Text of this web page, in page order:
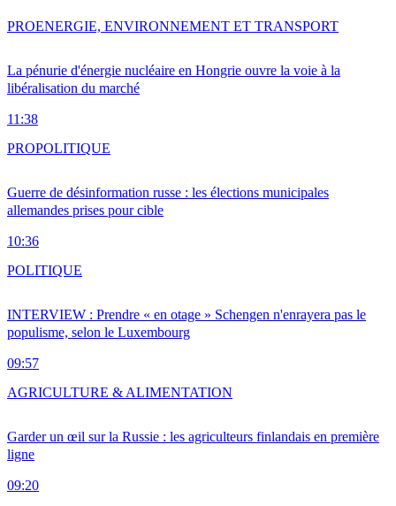
La pénurie d'énergie nucléaire en Hongrie ouvre la voie à la
libéralisation du marché
11:38
PROENERGIE, ENVIRONNEMENT ET TRANSPORT
Guerre de désinformation russe : les élections municipales
allemandes prises pour cible
10:36
PROPOLITIQUE
INTERVIEW : Prendre « en otage » Schengen n'enrayera pas le
populisme, selon le Luxembourg
09:57
POLITIQUE
Garder un œil sur la Russie : les agriculteurs finlandais en première
ligne
09:20
AGRICULTURE & ALIMENTATION